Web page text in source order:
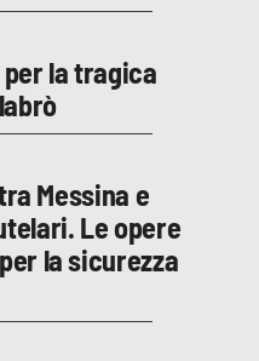
per la tragica
Messina e
Le opere
la sicurezza